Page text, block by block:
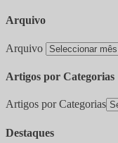
Arquivo
Arquivo
Artigos por Categorias
Artigos por Categorias
Destaques